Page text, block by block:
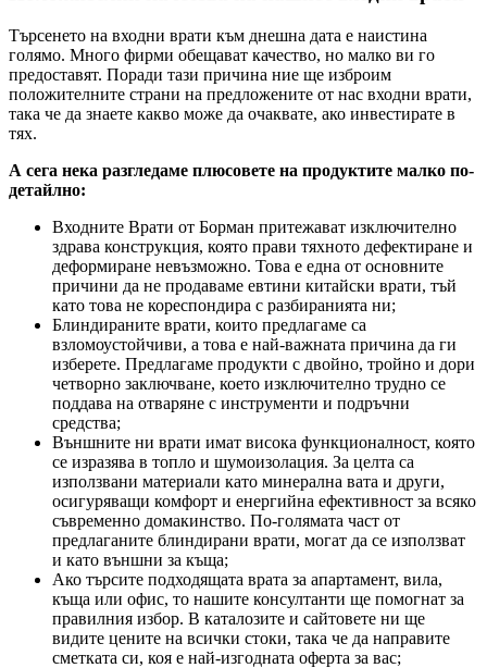
Търсенето на входни врати към днешна дата е наистина
голямо. Много фирми обещават качество, но малко ви го
предоставят. Поради тази причина ние ще изброим
положителните страни на предложените от нас входни врати,
така че да знаете какво може да очаквате, ако инвестирате в
тях.
А сега нека разгледаме плюсовете на продуктите малко по-
детайлно:
Входните Врати от Борман притежават изключително
здрава конструкция, която прави тяхното дефектиране и
деформиране невъзможно. Това е една от основните
причини да не продаваме евтини китайски врати, тъй
като това не кореспондира с разбиранията ни;
Блиндираните врати, които предлагаме са
взломоустойчиви, а това е най-важната причина да ги
изберете. Предлагаме продукти с двойно, тройно и дори
четворно заключване, което изключително трудно се
поддава на отваряне с инструменти и подръчни
средства;
Външните ни врати имат висока функционалност, която
се изразява в топло и шумоизолация. За целта са
използвани материали като минерална вата и други,
осигуряващи комфорт и енергийна ефективност за всяко
съвременно домакинство. По-голямата част от
предлаганите блиндирани врати, могат да се използват
и като външни за къща;
Ако търсите подходящата врата за апартамент, вила,
къща или офис, то нашите консултанти ще помогнат за
правилния избор. В каталозите и сайтовете ни ще
видите цените на всички стоки, така че да направите
сметката си, коя е най-изгодната оферта за вас;